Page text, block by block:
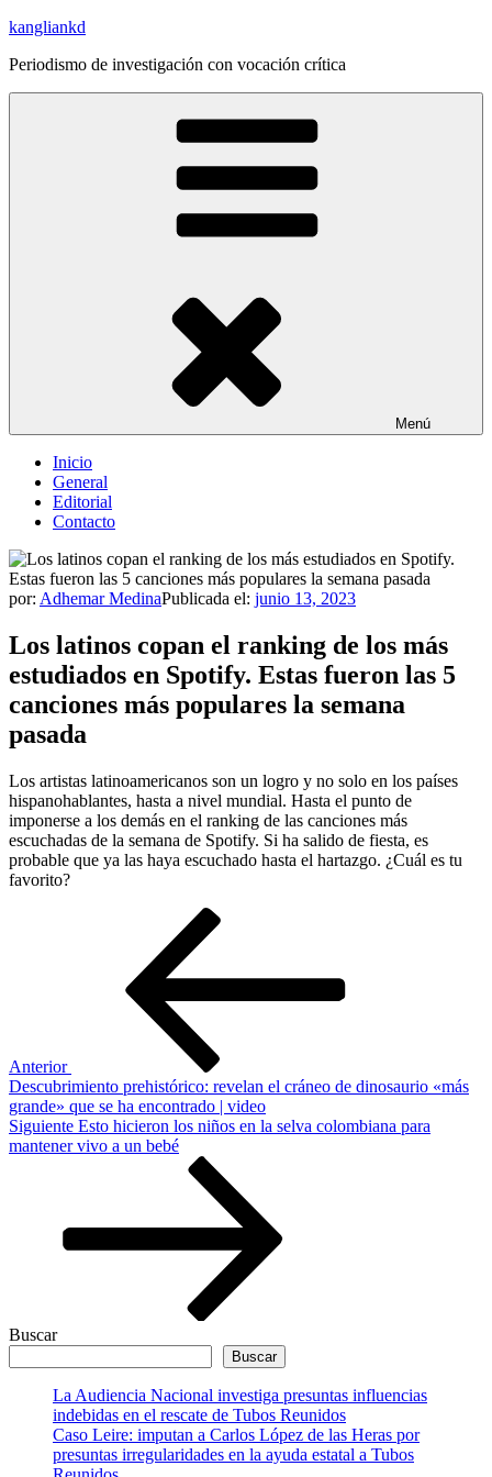
Saltar
contenido
kangliankd
Periodismo de investigación con vocación crítica
Menú
Inicio
General
Editorial
Contacto
por: Adhemar MedinaPublicada el: junio 13, 2023
Los latinos copan el ranking de los más
estudiados en Spotify. Estas fueron las 5
canciones más populares la semana
pasada
Los artistas latinoamericanos son un logro y no solo en los países
hispanohablantes, hasta a nivel mundial. Hasta el punto de
imponerse a los demás en el ranking de las canciones más
escuchadas de la semana de Spotify. Si ha salido de fiesta, es
probable que ya las haya escuchado hasta el hartazgo. ¿Cuál es tu
favorito?
Anterior
Descubrimiento prehistórico: revelan el cráneo de dinosaurio «más
grande» que se ha encontrado | video
Siguiente
entrada
Siguiente Esto hicieron los niños en la selva colombiana para
mantener vivo a un bebé
Buscar
Buscar
La Audiencia Nacional investiga presuntas influencias
indebidas en el rescate de Tubos Reunidos
Caso Leire: imputan a Carlos López de las Heras por
presuntas irregularidades en la ayuda estatal a Tubos